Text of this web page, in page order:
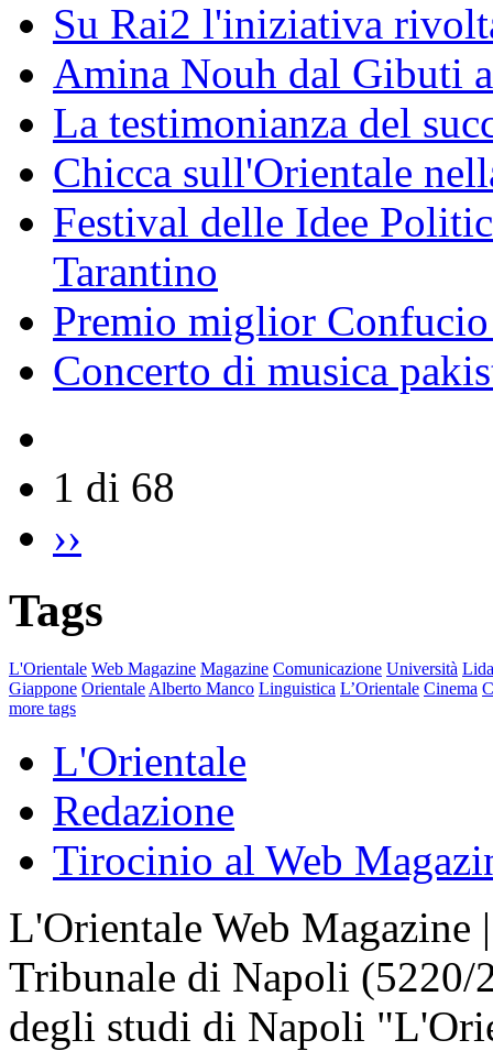
Su Rai2 l'iniziativa
Amina Nouh dal Gibuti
La testimonianza del
Chicca sull'Orientale
Festival delle Idee
Tarantino
Premio miglior
Concerto di musica
1 di 68
››
Tags
L'Orientale Web Magazine Magazine Comunicazione Università
Giappone Orientale Alberto Manco Linguistica L’Orientale Cinema
more tags
L'Orientale
Redazione
Tirocinio al Web
L'Orientale Web Magazine
Tribunale di Napoli
degli studi di Napoli